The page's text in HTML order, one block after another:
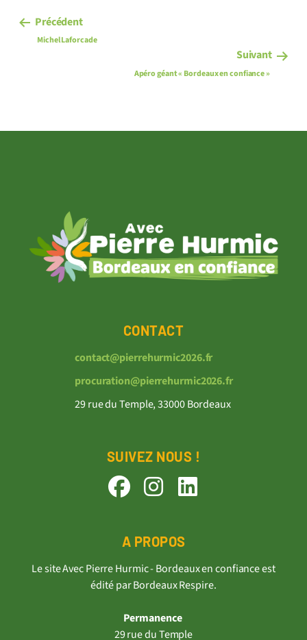
Précédent
Michel Laforcade
Suivant
Apéro géant « Bordeaux en confiance »
CONTACT
contact@pierrehurmic2026.fr
procuration@pierrehurmic2026.fr
29 rue du Temple, 33000 Bordeaux
SUIVEZ NOUS !
A PROPOS
Le site Avec Pierre Hurmic - Bordeaux en confiance est
édité par Bordeaux Respire.
Permanence
29 rue du Temple